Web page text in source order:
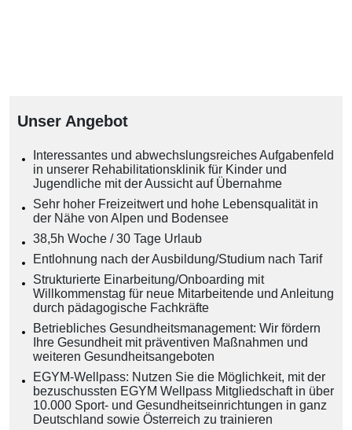
Unser Angebot
Interessantes und abwechslungsreiches Aufgabenfeld
in unserer Rehabilitationsklinik für Kinder und
Jugendliche mit der Aussicht auf Übernahme
Sehr hoher Freizeitwert und hohe Lebensqualität in
der Nähe von Alpen und Bodensee
38,5h Woche / 30 Tage Urlaub
Entlohnung nach der Ausbildung/Studium nach Tarif
Strukturierte Einarbeitung/Onboarding mit
Willkommenstag für neue Mitarbeitende und Anleitung
durch pädagogische Fachkräfte
Betriebliches Gesundheitsmanagement: Wir fördern
Ihre Gesundheit mit präventiven Maßnahmen und
weiteren Gesundheitsangeboten
EGYM-Wellpass: Nutzen Sie die Möglichkeit, mit der
bezuschussten EGYM Wellpass Mitgliedschaft in über
10.000 Sport- und Gesundheitseinrichtungen in ganz
Deutschland sowie Österreich zu trainieren